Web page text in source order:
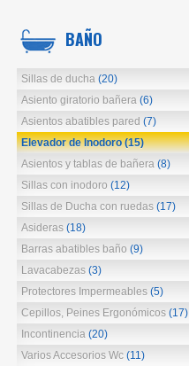
BAÑO
Sillas de ducha (20)
Asiento giratorio bañera (6)
Asientos abatibles pared (7)
Elevador de Inodoro(15)
Asientos y tablas de bañera (8)
Sillas con inodoro (12)
Sillas de Ducha con ruedas (17)
Asideras (18)
Barras abatibles baño (9)
Lavacabezas (3)
Protectores Impermeables (5)
Cepillos, Peines Ergonómicos (17)
Incontinencia (20)
Varios Accesorios Wc (11)